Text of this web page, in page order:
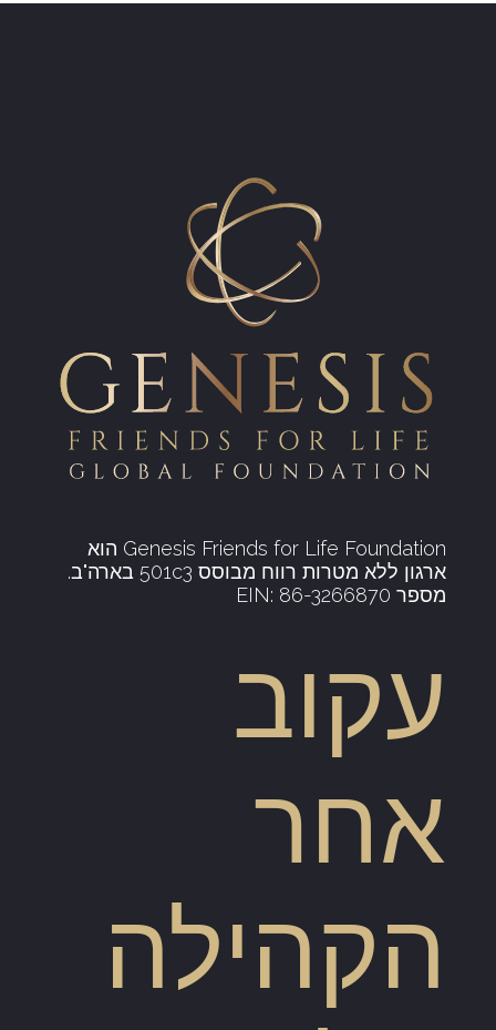
Genesis Friends for Life Foundation הוא
ארגון ללא מטרות רווח מבוסס 501c3 בארה"ב.
מספר EIN: 86-3266870
עקוב
אחר
הקהילה